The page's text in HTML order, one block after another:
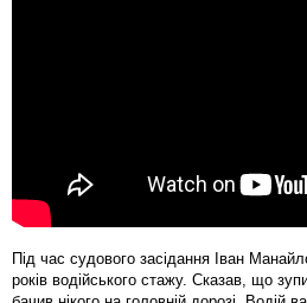
Під час судового засідання Іван
років водійського стажу. Сказав, що